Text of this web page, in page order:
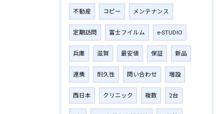
不動産 コピー メンテナンス
定期訪問 富士フイルム e-STUDIO
兵庫 滋賀 最安値 保証 新品
連携 耐久性 問い合わせ 増設
西日本 クリニック 複数 2台